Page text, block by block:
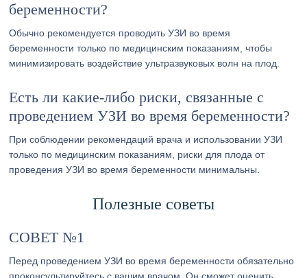
беременности?
Обычно рекомендуется проводить УЗИ во время
беременности только по медицинским показаниям, чтобы
минимизировать воздействие ультразвуковых волн на плод.
Есть ли какие-либо риски, связанные с
проведением УЗИ во время беременности?
При соблюдении рекомендаций врача и использовании УЗИ
только по медицинским показаниям, риски для плода от
проведения УЗИ во время беременности минимальны.
Полезные советы
СОВЕТ №1
Перед проведением УЗИ во время беременности обязательно